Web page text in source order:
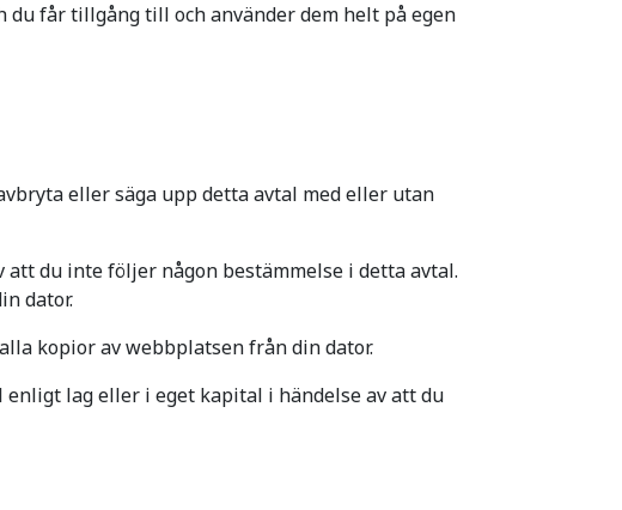
får tillgång till och använder dem helt på egen
eller säga upp detta avtal med eller utan
du inte följer någon bestämmelse i detta avtal.
dator.
kopior av webbplatsen från din dator.
lag eller i eget kapital i händelse av att du